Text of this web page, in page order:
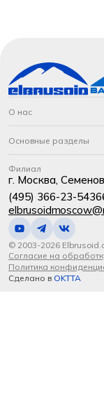
О нас
Основные разделы
Филиал
г. Москва,
(495) 366-23-54
© 2003-2026
Согласие на
Политика
Сделано в OKTTA